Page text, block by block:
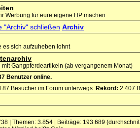
Werbung für eure eigene HP machen
Archiv
es sich aufzuheben lohnt
mit Gangpferdeartikeln (ab vergangenem Monat)
Benutzer online.
87 Besucher im Forum unterwegs. Rekord: 2.407
| Themen: 3.854 | Beiträge: 193.689